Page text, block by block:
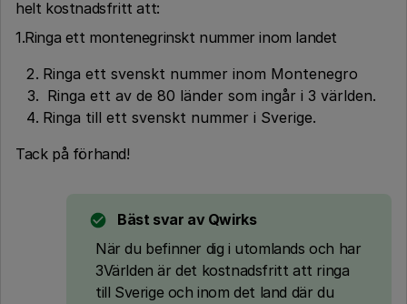
helt kostnadsfritt att:
1.Ringa ett montenegrinskt nummer inom landet
Ringa ett svenskt nummer inom Montenegro
Ringa ett av de 80 länder som ingår i 3 världen.
Ringa till ett svenskt nummer i Sverige.
Tack på förhand!
Bäst svar av Qwirks
När du befinner dig i utomlands och har
3Världen är det kostnadsfritt att ringa
till Sverige och inom det land där du